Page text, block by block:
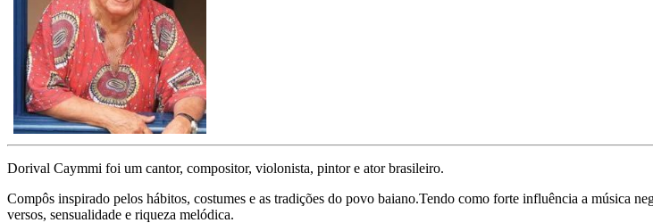
Dorival Caymmi foi um cantor, compositor, violonista, pintor e ator brasileiro.
Compôs inspirado pelos hábitos, costumes e as tradições do povo baiano.Tendo como forte influência a música
versos, sensualidade e riqueza melódica.